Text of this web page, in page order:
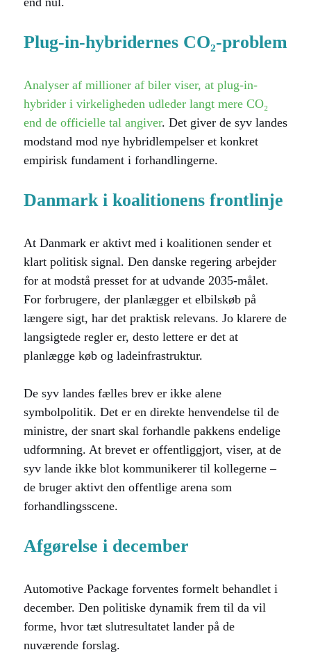
Plug-in-hybridernes CO₂-problem
Analyser af millioner af biler viser, at plug-in-
hybrider i virkeligheden udleder langt mere CO₂
end de officielle tal angiver. Det giver de syv landes
modstand mod nye hybridlempelser et konkret
empirisk fundament i forhandlingerne.
Danmark i koalitionens frontlinje
At Danmark er aktivt med i koalitionen sender et
klart politisk signal. Den danske regering arbejder
for at modstå presset for at udvande 2035-målet.
For forbrugere, der planlægger et elbilskøb på
længere sigt, har det praktisk relevans. Jo klarere de
langsigtede regler er, desto lettere er det at
planlægge køb og ladeinfrastruktur.
De syv landes fælles brev er ikke alene
symbolpolitik. Det er en direkte henvendelse til de
ministre, der snart skal forhandle pakkens endelige
udformning. At brevet er offentliggjort, viser, at de
syv lande ikke blot kommunikerer til kollegerne –
de bruger aktivt den offentlige arena som
forhandlingsscene.
Afgørelse i december
Automotive Package forventes formelt behandlet i
december. Den politiske dynamik frem til da vil
forme, hvor tæt slutresultatet lander på de
nuværende forslag.